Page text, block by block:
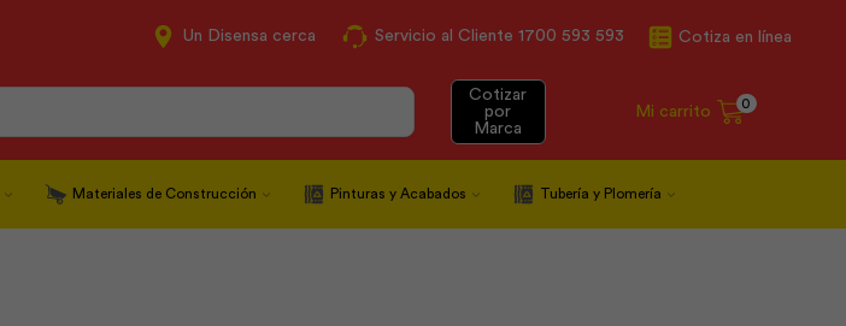
Un Disensa cerca Servicio al Cliente 1700 593 593 Cotiza en línea
Cotizar
por
Marca
Mi carrito 0
Materiales de Construcción Pinturas y Acabados Tubería y Plomería